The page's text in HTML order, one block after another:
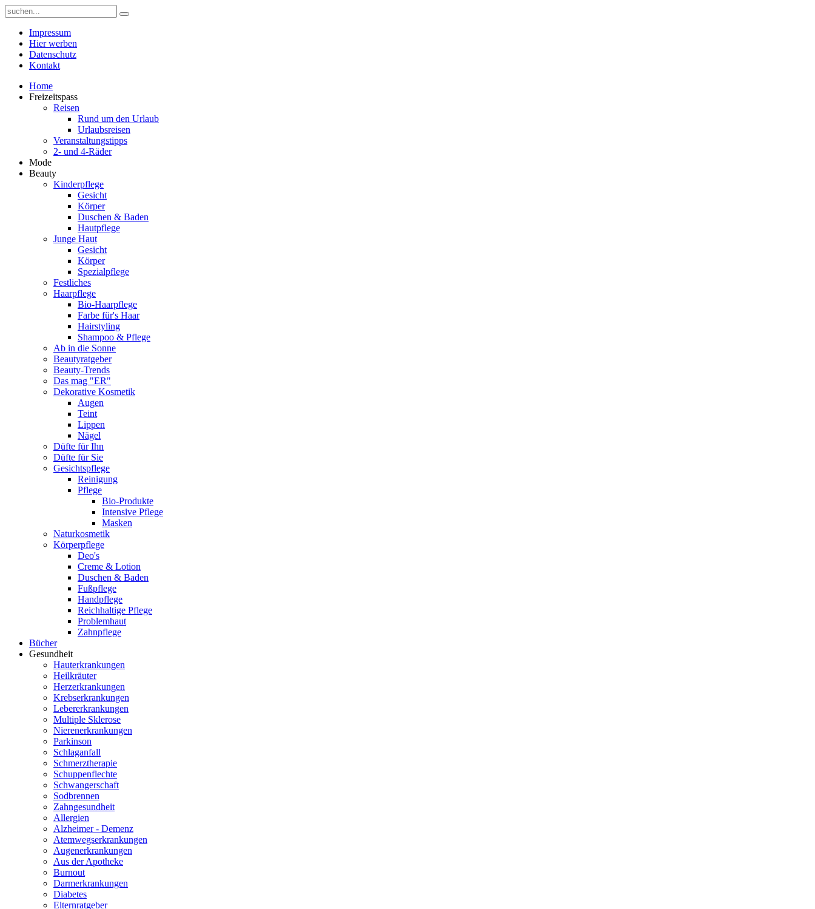
Impressum
Hier werben
Datenschutz
Kontakt
Home
Freizeitspass
Reisen
Rund um den Urlaub
Urlaubsreisen
Veranstaltungstipps
2- und 4-Räder
Mode
Beauty
Kinderpflege
Gesicht
Körper
Duschen & Baden
Hautpflege
Junge Haut
Gesicht
Körper
Spezialpflege
Festliches
Haarpflege
Bio-Haarpflege
Farbe für's Haar
Hairstyling
Shampoo & Pflege
Ab in die Sonne
Beautyratgeber
Beauty-Trends
Das mag "ER"
Dekorative Kosmetik
Augen
Teint
Lippen
Nägel
Düfte für Ihn
Düfte für Sie
Gesichtspflege
Reinigung
Pflege
Bio-Produkte
Intensive Pflege
Masken
Naturkosmetik
Körperpflege
Deo's
Creme & Lotion
Duschen & Baden
Fußpflege
Handpflege
Reichhaltige Pflege
Problemhaut
Zahnpflege
Bücher
Gesundheit
Hauterkrankungen
Heilkräuter
Herzerkrankungen
Krebserkrankungen
Lebererkrankungen
Multiple Sklerose
Nierenerkrankungen
Parkinson
Schlaganfall
Schmerztherapie
Schuppenflechte
Schwangerschaft
Sodbrennen
Zahngesundheit
Allergien
Alzheimer - Demenz
Atemwegserkrankungen
Augenerkrankungen
Aus der Apotheke
Burnout
Darmerkrankungen
Diabetes
Elternratgeber